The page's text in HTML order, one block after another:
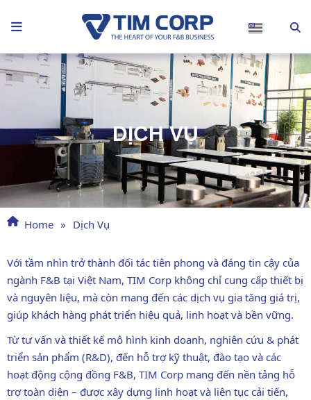
tới
dung
DỊCH VỤ
Home » Dịch Vụ
Với tầm nhìn trở thành đối tác tiên phong và đáng tin cậy của
ngành F&B tại Việt Nam, TIM Corp không chỉ cung cấp thiết bị
và nguyên liệu, mà còn mang đến các dịch vụ gia tăng giá trị,
giúp khách hàng phát triển hiệu quả, linh hoạt và bền vững.
Từ tư vấn và thiết kế mô hình kinh doanh, nghiên cứu & phát
triển sản phẩm (R&D), đến hỗ trợ kỹ thuật, đào tạo và các
hoạt động cộng đồng F&B, TIM Corp mang đến nền tảng hỗ
trợ toàn diện – được xây dựng linh hoạt và liên tục cải tiến,